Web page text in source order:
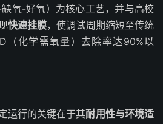
氧-好氧）为核心工艺，并与高校
快速挂膜，使调试周期缩短至传统
（化学需氧量）去除率达90%以
运行的关键在于其耐用性与环境适